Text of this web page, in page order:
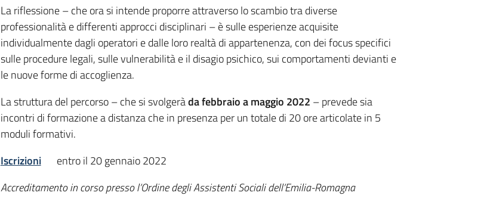
La riflessione – che ora si intende proporre attraverso lo scambio tra diverse
professionalità e differenti approcci disciplinari – è sulle esperienze acquisite
individualmente dagli operatori e dalle loro realtà di appartenenza, con dei focus specifici
sulle procedure legali, sulle vulnerabilità e il disagio psichico, sui comportamenti devianti e
le nuove forme di accoglienza.
La struttura del percorso – che si svolgeràda febbraio a maggio 2022 – prevede sia
incontri di formazione a distanza che in presenza per un totale di 20 ore articolate in 5
moduli formativi.
Iscrizioni
entro il 20 gennaio 2022
Accreditamento in corso presso l’Ordine degli Assistenti Sociali dell’Emilia-Romagna